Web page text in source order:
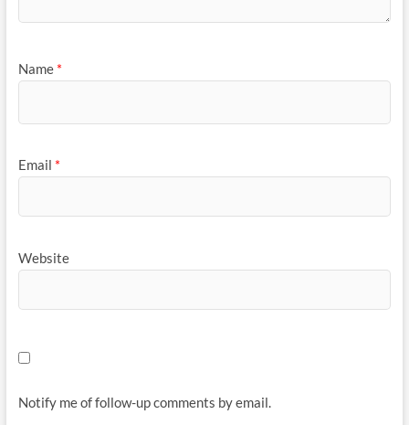
Name *
Email *
Website
Notify me of follow-up comments by email.